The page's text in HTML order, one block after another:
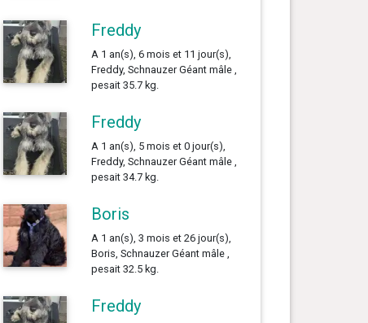
Freddy
A 1 an(s), 6 mois et 11 jour(s),
Freddy, Schnauzer Géant mâle ,
pesait 35.7 kg.
Freddy
A 1 an(s), 5 mois et 0 jour(s),
Freddy, Schnauzer Géant mâle ,
pesait 34.7 kg.
Boris
A 1 an(s), 3 mois et 26 jour(s),
Boris, Schnauzer Géant mâle ,
pesait 32.5 kg.
Freddy